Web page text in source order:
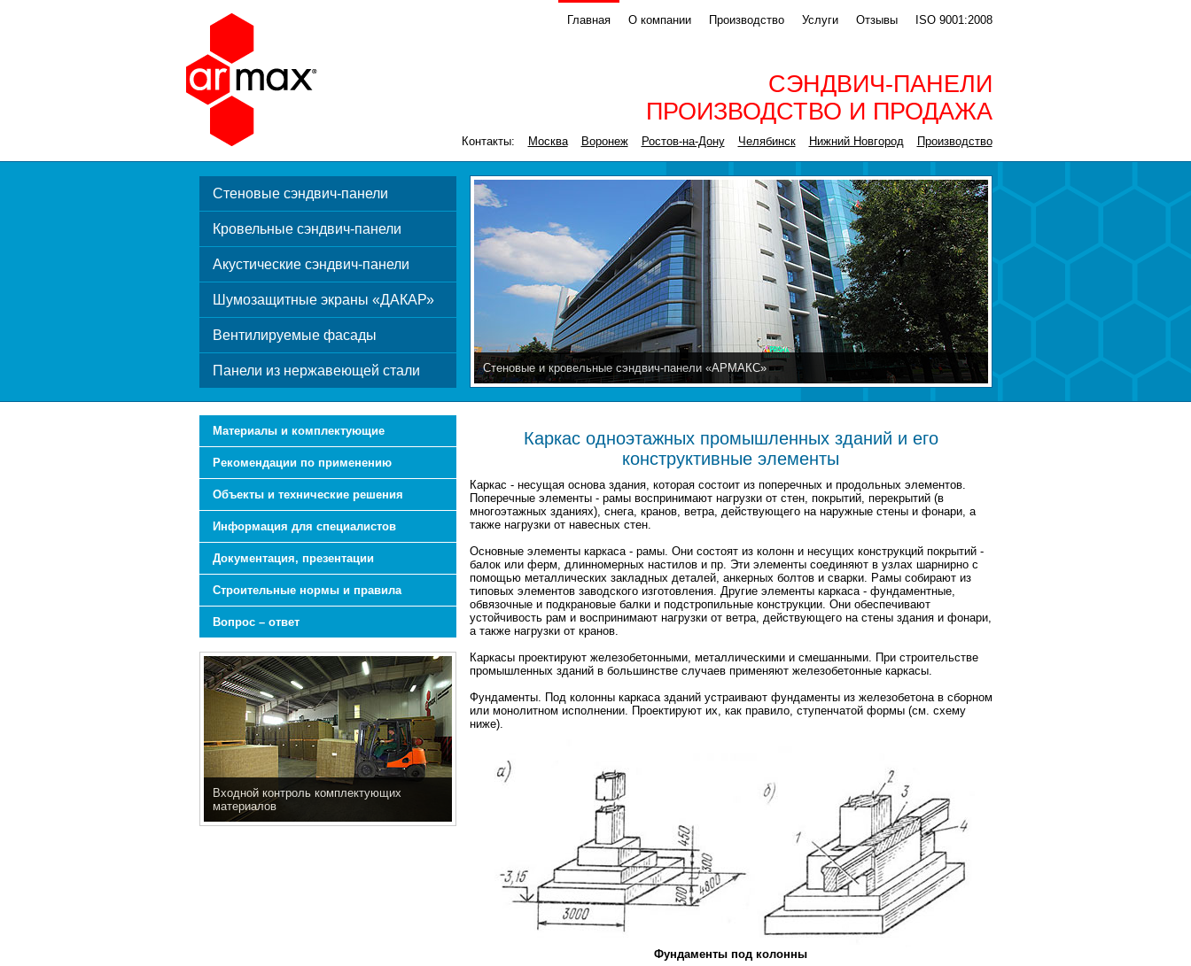
Главная О компании Производство Услуги Отзывы ISO 9001:2008
СЭНДВИЧ-ПАНЕЛИ
ПРОИЗВОДСТВО И ПРОДАЖА
Контакты: Москва Воронеж Ростов-на-Дону Челябинск Нижний Новгород Производство
Стеновые сэндвич-панели
Кровельные сэндвич-панели
Акустические сэндвич-панели
Шумозащитные экраны «ДАКАР»
Вентилируемые фасады
Панели из нержавеющей стали Стеновые и кровельные сэндвич-панели «АРМАКС»
Материалы и комплектующие
Рекомендации по применению
Объекты и технические решения
Информация для специалистов
Документация, презентации
Строительные нормы и правила
Вопрос – ответ
Входной контроль комплектующих
материалов
Каркас одноэтажных промышленных зданий и его
конструктивные элементы
Каркас - несущая основа здания, которая состоит из поперечных и продольных элементов.
Поперечные элементы - рамы воспринимают нагрузки от стен, покрытий, перекрытий (в
многоэтажных зданиях), снега, кранов, ветра, действующего на наружные стены и фонари, а
также нагрузки от навесных стен.
Основные элементы каркаса - рамы. Они состоят из колонн и несущих конструкций покрытий -
балок или ферм, длинномерных настилов и пр. Эти элементы соединяют в узлах шарнирно с
помощью металлических закладных деталей, анкерных болтов и сварки. Рамы собирают из
типовых элементов заводского изготовления. Другие элементы каркаса - фундаментные,
обвязочные и подкрановые балки и подстропильные конструкции. Они обеспечивают
устойчивость рам и воспринимают нагрузки от ветра, действующего на стены здания и фонари,
а также нагрузки от кранов.
Каркасы проектируют железобетонными, металлическими и смешанными. При строительстве
промышленных зданий в большинстве случаев применяют железобетонные каркасы.
Фундаменты. Под колонны каркаса зданий устраивают фундаменты из железобетона в сборном
или монолитном исполнении. Проектируют их, как правило, ступенчатой формы (см. схему
ниже).
Фундаменты под колонны